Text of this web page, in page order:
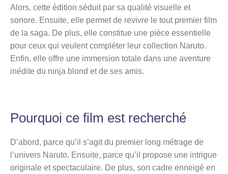
Alors, cette édition séduit par sa qualité visuelle et
sonore. Ensuite, elle permet de revivre le tout premier film
de la saga. De plus, elle constitue une pièce essentielle
pour ceux qui veulent compléter leur collection Naruto.
Enfin, elle offre une immersion totale dans une aventure
inédite du ninja blond et de ses amis.
Pourquoi ce film est recherché
D’abord, parce qu’il s’agit du premier long métrage de
l’univers Naruto. Ensuite, parce qu’il propose une intrigue
originale et spectaculaire. De plus, son cadre enneigé en